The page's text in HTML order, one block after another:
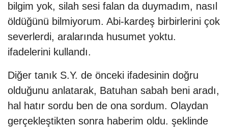
bilgim yok, silah sesi falan da duymadım, nasıl
öldüğünü bilmiyorum. Abi-kardeş birbirlerini çok
severlerdi, aralarında husumet yoktu.
ifadelerini kullandı.
Diğer tanık S.Y. de önceki ifadesinin doğru
olduğunu anlatarak, Batuhan sabah beni aradı,
hal hatır sordu ben de ona sordum. Olaydan
gerçekleştikten sonra haberim oldu. şeklinde